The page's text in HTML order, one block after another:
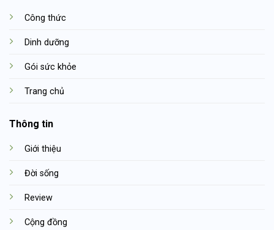
Công thức
Dinh dưỡng
Gói sức khỏe
Trang chủ
Thông tin
Giới thiệu
Đời sống
Review
Cộng đồng